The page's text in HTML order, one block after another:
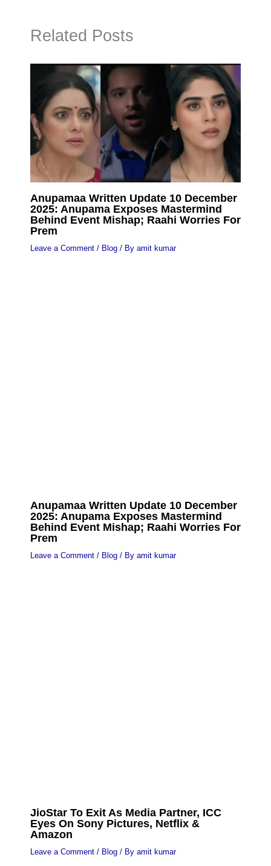
Related Posts
Anupamaa Written Update 10 December
2025: Anupama Exposes Mastermind
Behind Event Mishap; Raahi Worries For
Prem
Leave a Comment / Blog/ By amit kumar
Anupamaa Written Update 10 December
2025: Anupama Exposes Mastermind
Behind Event Mishap; Raahi Worries For
Prem
Leave a Comment / Blog/ By amit kumar
JioStar To Exit As Media Partner, ICC
Eyes On Sony Pictures, Netflix &
Amazon
Leave a Comment / Blog/ By amit kumar